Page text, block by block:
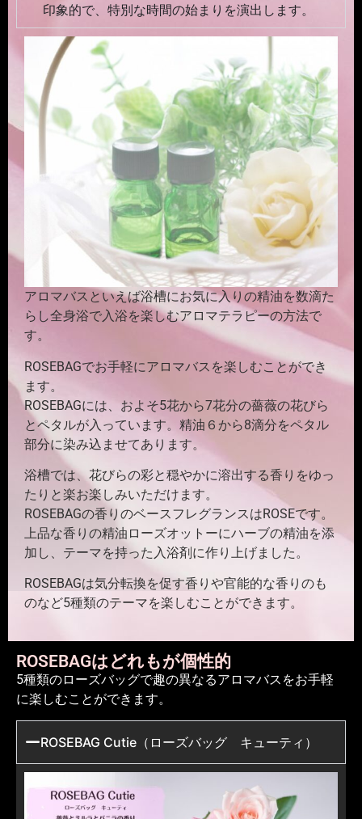
印象的で、特別な時間の始まりを演出します。
アロマバスといえば浴槽にお気に入りの精油を数滴た
らし全身浴で入浴を楽しむアロマテラピーの方法で
す。
ROSEBAGでお手軽にアロマバスを楽しむことができ
ます。
ROSEBAGには、およそ5花から7花分の薔薇の花びら
とペタルが入っています。精油６から8滴分をペタル
部分に染み込ませてあります。
浴槽では、花びらの彩と穏やかに溶出する香りをゆっ
たりと楽お楽しみいただけます。
ROSEBAGの香りのベースフレグランスはROSEです。
上品な香りの精油ローズオットーにハーブの精油を添
加し、テーマを持った入浴剤に作り上げました。
ROSEBAGは気分転換を促す香りや官能的な香りのも
のなど5種類のテーマを楽しむことができます。
ROSEBAGはどれもが個性的
5種類のローズバッグで趣の異なるアロマバスをお手軽
に楽しむことができます。
ROSEBAG Cutie（ローズバッグ キューティ）